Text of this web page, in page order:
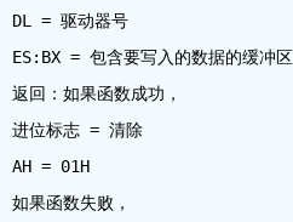
DL = 驱动器号
ES:BX = 包含要写入的数据的缓冲区
返回：如果函数成功，
进位标志 = 清除
AH = 01H
如果函数失败，